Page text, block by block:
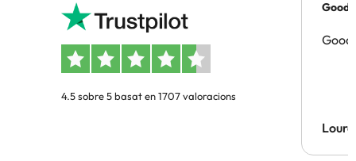
4.5 sobre 5 basat en 1707 valoracions
Good
Good